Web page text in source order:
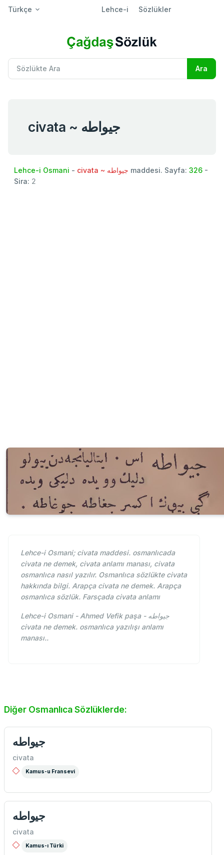
Türkçe Lehce-i Sözlükler
civata ~ جيواطه
Lehce-i Osmani - civata ~ جيواطه maddesi. Sayfa: 326 -
Sira: 2
Lehce-i Osmani; civata maddesi. osmanlıcada
civata ne demek, civata anlamı manası, civata
osmanlıca nasıl yazılır. Osmanlıca sözlükte civata
hakkında bilgi. Arapça civata ne demek. Arapça
osmanlıca sözlük. Farsçada civata anlamı
Lehce-i Osmani - Ahmed Vefik paşa - جيواطه
civata ne demek. osmanlıca yazılışı anlamı
manası..
Diğer Osmanlıca Sözlüklerde:
جیواطه
civata
Kamus-u Fransevi
جيواطه
civata
Kamus-ı Türki